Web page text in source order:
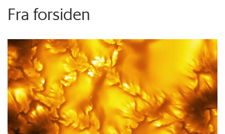
Fra forsiden